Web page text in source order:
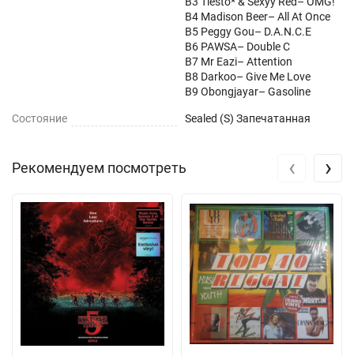
B4 Madison Beer– All At Once
B5 Peggy Gou– D.A.N.C.E
B6 PAWSA– Double C
B7 Mr Eazi– Attention
B8 Darkoo– Give Me Love
B9 Obongjayar– Gasoline
Состояние Sealed (S) Запечатанная
Рекомендуем посмотреть ‹ ›